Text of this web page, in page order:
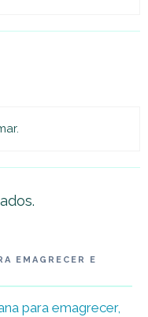
EMAGRECER E
para emagrecer,